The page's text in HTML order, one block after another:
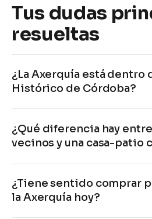
Tus dudas
resueltas
¿La Axerquía está dentro
Histórico de Córdoba?
¿Qué diferencia hay
vecinos y una casa-patio
¿Tiene sentido comprar
la Axerquía hoy?